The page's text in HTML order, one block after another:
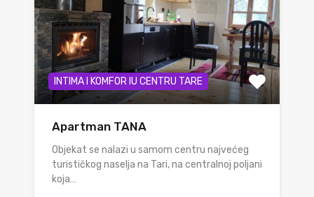
INTIMA I KOMFOR IU CENTRU TARE
Apartman TANA
Objekat se nalazi u samom centru najvećeg
turističkog naselja na Tari, na centralnoj poljani
koja…